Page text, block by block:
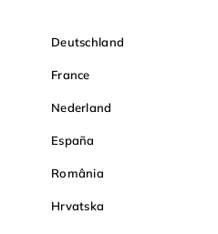
Deutschland
France
Nederland
España
România
Hrvatska